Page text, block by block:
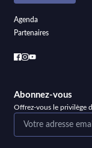
Agenda
Partenaires
Abonnez-vous
Offrez-vous le privilège